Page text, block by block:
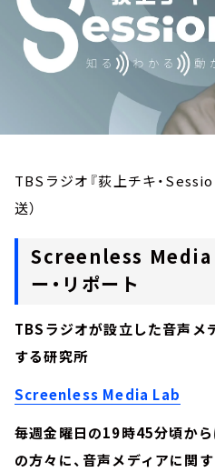
TBSラジオ『荻上チキ・
送）
Screenless Media
ー・リポート
TBSラジオが設立した音声メ
する研究所
Screenless Media Lab
毎週金曜日の19時45分頃か
の方々に、音声メディアに関